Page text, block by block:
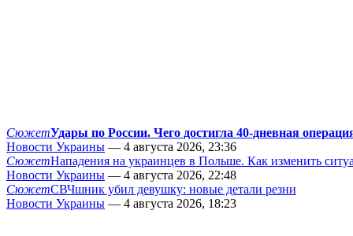
СюжетУдары по России. Чего достигла 40-дневная
Новости Украины — 4 августа 2026, 23:36
СюжетНападения на украинцев в Польше. Как изменить
Новости Украины — 4 августа 2026, 22:48
СюжетСВЧшник убил девушку: новые детали резни
Новости Украины — 4 августа 2026, 18:23